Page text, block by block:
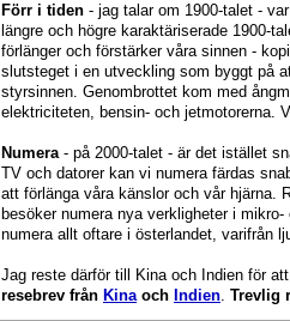
Förr i tiden - jag talar om 1900-talet -
längre och högre karaktäriserade 1900-
förlänger och förstärker våra sinnen -
slutsteget i en utveckling som byggt på
styrsinnen. Genombrottet kom med
elektriciteten, bensin- och jetmotorerna.
Numera- på 2000-talet - är det istället
TV och datorer kan vi numera färdas
att förlänga våra känslor och vår hjärna.
besöker numera nya verkligheter i
numera allt oftare i österlandet, varifrån
Jag reste därför till Kina och Indien för
resebrev från Kina och Indien. Trevlig